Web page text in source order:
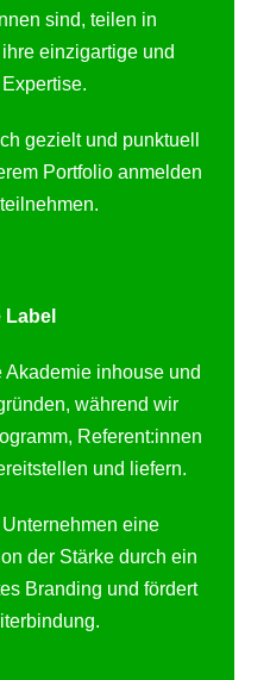
sind, teilen in
einzigartige und
gezielt und punktuell
Portfolio anmelden
Label
inhouse und
während wir
Referent:innen
und liefern.
eine
der Stärke durch ein
Branding und fördert